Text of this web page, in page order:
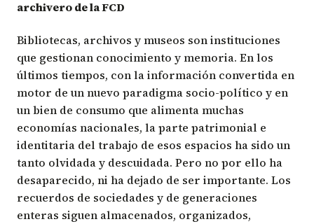
archivero de la FCD
Bibliotecas, archivos y museos son instituciones
que gestionan conocimiento y memoria. En los
últimos tiempos, con la información convertida en
motor de un nuevo paradigma socio-político y en
un bien de consumo que alimenta muchas
economías nacionales, la parte patrimonial e
identitaria del trabajo de esos espacios ha sido un
tanto olvidada y descuidada. Pero no por ello ha
desaparecido, ni ha dejado de ser importante. Los
recuerdos de sociedades y de generaciones
enteras siguen almacenados, organizados,